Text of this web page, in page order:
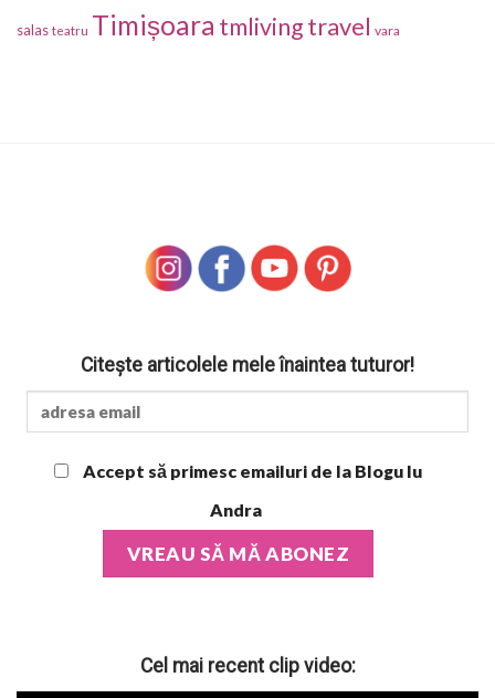
salas teatru Timișoara tmlivingtravel vara
Citește articolele mele înaintea tuturor!
Accept să primesc emailuri de la Blogu lu
Andra
Cel mai recent clip video: